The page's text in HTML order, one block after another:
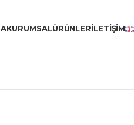
KURUMSALÜRÜNLERİLETIŞIM